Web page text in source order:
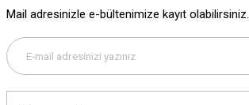
Bu ürüne benzer farklı alternatifler olmalı.
Mail adresinizle e-bültenimize kayıt olabilirsiniz.